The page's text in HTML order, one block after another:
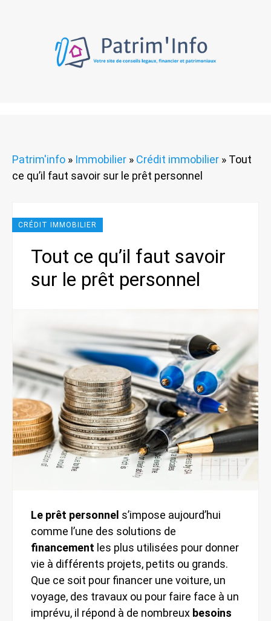
Patrim'info » Immobilier » Crédit immobilier » Tout
ce qu’il faut savoir sur le prêt personnel
CRÉDIT IMMOBILIER
Tout ce qu’il faut savoir
sur le prêt personnel
Le prêt personnel s’impose aujourd’hui
comme l’une des solutions de
financement les plus utilisées pour donner
vie à différents projets, petits ou grands.
Que ce soit pour financer une voiture, un
voyage, des travaux ou pour faire face à un
imprévu, il répond à de nombreux besoins